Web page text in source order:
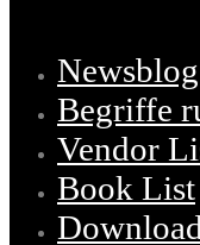
Newsblog
Begriffe
Vendor
Book List